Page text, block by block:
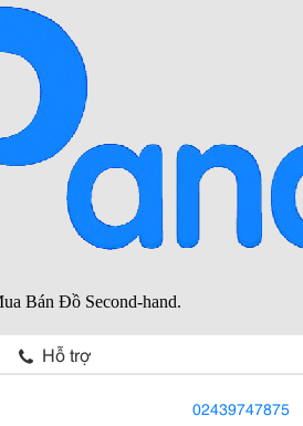
Hỗ trợ
02439747875